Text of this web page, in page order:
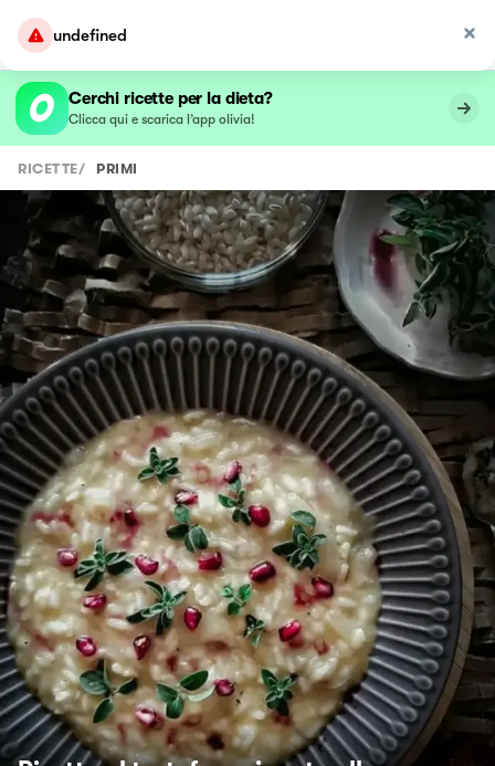
undefined
Cerchi ricette per la dieta?
Clicca qui e scarica l’app olivia!
RICETTE/ PRIMI